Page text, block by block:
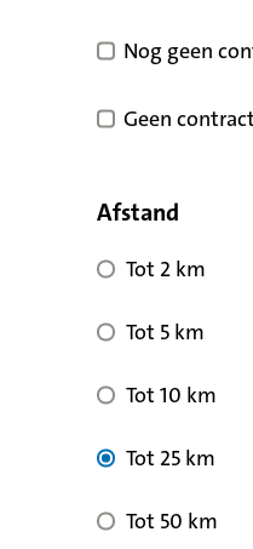
Nog geen
Geen
Afstand
Tot 2 km
Tot 5 km
Tot 10 km
Tot 25 km
Tot 50 km